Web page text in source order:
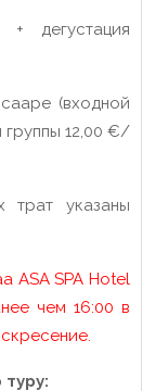
дегустация
(входной
группы 12,00 €/
трат указаны
ASA SPA Hotel
чем 16:00 в
.